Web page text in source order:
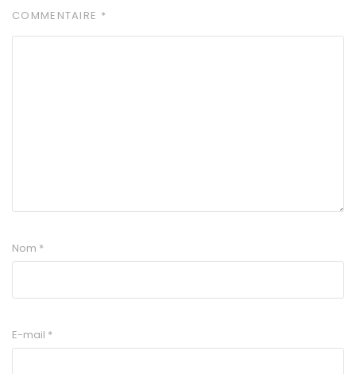
COMMENTAIRE *
Nom *
E-mail *